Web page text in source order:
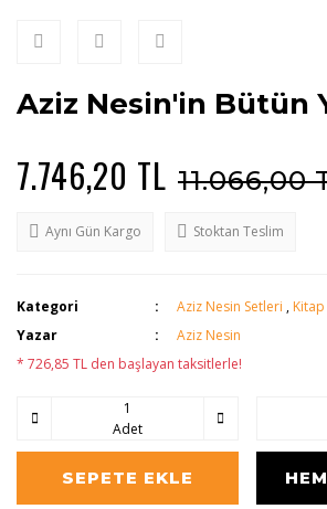
Aziz Nesin'in Bütün
7.746,20 TL 11.066,00
Aynı Gün Kargo Stoktan Teslim
Kategori Aziz Nesin Setleri ,
Yazar
Aziz Nesin
* 726,85 TL den başlayan taksitlerle!
Adet
SEPETE EKLE